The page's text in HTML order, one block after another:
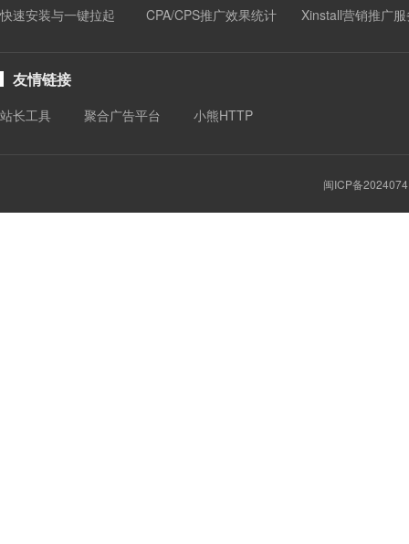
快速安装与一键拉起
CPA/CPS推广效果统计
Xinstall营销推广
友情链接
站长工具 聚合广告平台 小熊HTTP
闽ICP备